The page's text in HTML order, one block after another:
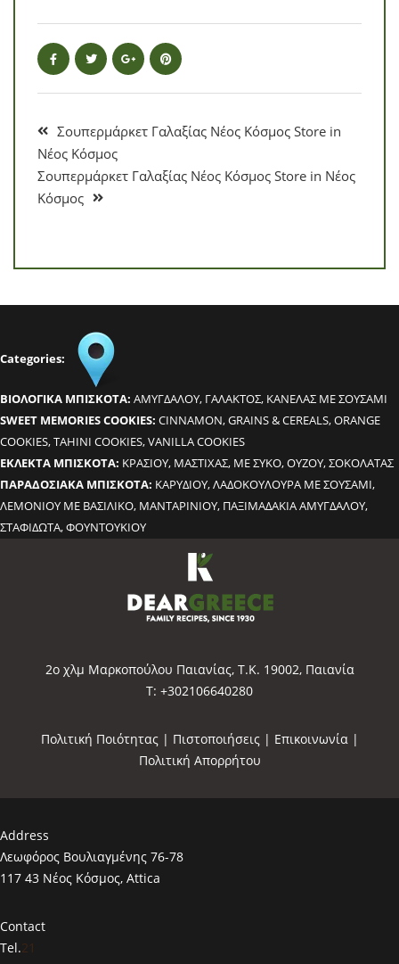
Σουπερμάρκετ Γαλαξίας Νέος Κόσμος Store in
Νέος Κόσμος
Σουπερμάρκετ Γαλαξίας Νέος Κόσμος Store in Νέος
Κόσμος
Categories:
BΙΟΛΟΓΙΚΑ ΜΠΙΣΚΟΤΑ: ΑΜΥΓΔΑΛΟΥ, ΓΑΛΑΚΤΟΣ, ΚΑΝΕΛΑΣ ΜΕ ΣΟΥΣΑΜΙ
SWEET MEMORIES COOKIES: CINNAMON, GRAINS & CEREALS, ORANGE
COOKIES, TAHINI COOKIES, VANILLA COOKIES
ΕΚΛΕΚΤΑ ΜΠΙΣΚΟΤΑ: ΚΡΑΣΙΟΥ, ΜΑΣΤΙΧΑΣ, ΜΕ ΣΥΚΟ, ΟΥΖΟΥ, ΣΟΚΟΛΑΤΑΣ
ΠΑΡΑΔΟΣΙΑΚΑ ΜΠΙΣΚΟΤΑ: ΚΑΡΥΔΙΟΥ, ΛΑΔΟΚΟΥΛΟΥΡΑ ΜΕ ΣΟΥΣΑΜΙ,
ΛΕΜΟΝΙΟΥ ΜΕ ΒΑΣΙΛΙΚΟ, ΜΑΝΤΑΡΙΝΙΟΥ, ΠΑΞΙΜΑΔΑΚΙΑ ΑΜΥΓΔΑΛΟΥ,
ΣΤΑΦΙΔΩΤΑ, ΦΟΥΝΤΟΥΚΙΟΥ
2o χλμ Μαρκοπούλου Παιανίας, Τ.Κ. 19002, Παιανία
Τ: +302106640280
Πολιτική Ποιότητας| Πιστοποιήσεις| Επικοινωνία|
Πολιτική Απορρήτου
Address
Λεωφόρος Βουλιαγμένης 76-78
117 43 Νέος Κόσμος, Attica
Contact
Tel.21